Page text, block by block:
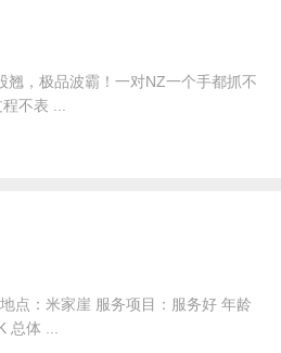
翘，极品波霸！一对NZ一个手都抓不
不表 ...
点：米家崖 服务项目：服务好 年龄
总体 ...